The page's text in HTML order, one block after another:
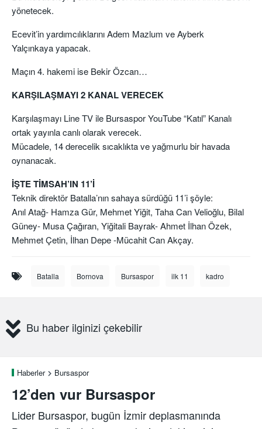
yönetecek.
Ecevit’in yardımcılıklarını Adem Mazlum ve Ayberk
Yalçınkaya yapacak.
Maçın 4. hakemi ise Bekir Özcan…
KARŞILAŞMAYI 2 KANAL VERECEK
Karşılaşmayı Line TV ile Bursaspor YouTube “Katıl” Kanalı
ortak yayınla canlı olarak verecek.
Mücadele, 14 derecelik sıcaklıkta ve yağmurlu bir havada
oynanacak.
İŞTE TİMSAH’IN 11’İ
Teknik direktör Batalla’nın sahaya sürdüğü 11’i şöyle:
Anıl Atağ- Hamza Gür, Mehmet Yiğit, Taha Can Velioğlu, Bilal
Güney- Musa Çağıran, Yiğitali Bayrak- Ahmet İlhan Özek,
Mehmet Çetin, İlhan Depe -Mücahit Can Akçay.
Batalla Bornova Bursaspor ilk 11 kadro
Bu haber ilginizi çekebilir
Haberler Bursaspor
12’den vur Bursaspor
Lider Bursaspor, bugün İzmir deplasmanında